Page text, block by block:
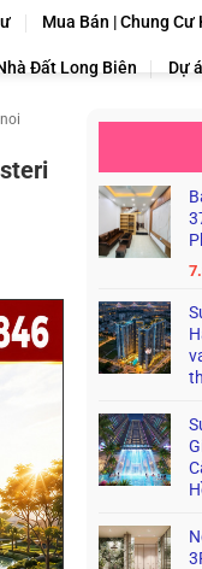
Mua Bán | Chung Cư
Đất Long Biên Dự